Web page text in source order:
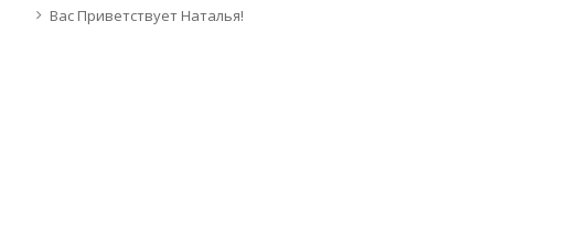
Вас Приветствует Наталья!